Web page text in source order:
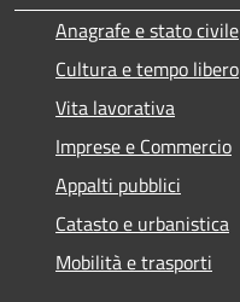
Anagrafe e stato civile
Cultura e tempo libero
Vita lavorativa
Imprese e Commercio
Appalti pubblici
Catasto e urbanistica
Mobilità e trasporti